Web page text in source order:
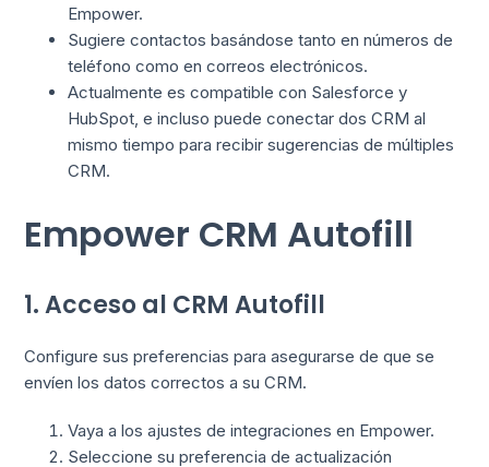
Empower.
Sugiere contactos basándose tanto en números de
teléfono como en correos electrónicos.
Actualmente es compatible con Salesforce y
HubSpot, e incluso puede conectar dos CRM al
mismo tiempo para recibir sugerencias de múltiples
CRM.
Empower CRM Autofill
1. Acceso al CRM Autofill
Configure sus preferencias para asegurarse de que se
envíen los datos correctos a su CRM.
Vaya a los ajustes de integraciones en Empower.
Seleccione su preferencia de actualización